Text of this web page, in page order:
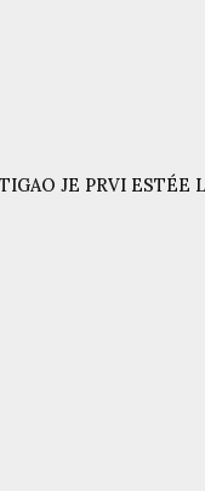
JE PRVI ESTÉE